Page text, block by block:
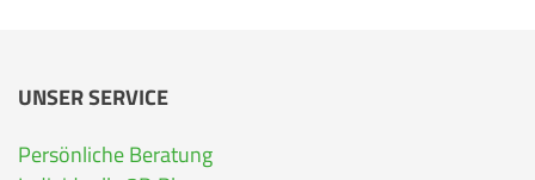
UNSER SERVICE
Persönliche Beratung